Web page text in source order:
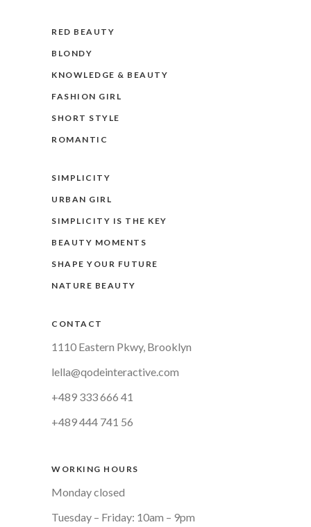
RED BEAUTY
BLONDY
KNOWLEDGE & BEAUTY
FASHION GIRL
SHORT STYLE
ROMANTIC
SIMPLICITY
URBAN GIRL
SIMPLICITY IS THE KEY
BEAUTY MOMENTS
SHAPE YOUR FUTURE
NATURE BEAUTY
CONTACT
1110 Eastern Pkwy, Brooklyn
lella@qodeinteractive.com
+489 333 666 41
+489 444 741 56
WORKING HOURS
Monday closed
Tuesday – Friday: 10am – 9pm